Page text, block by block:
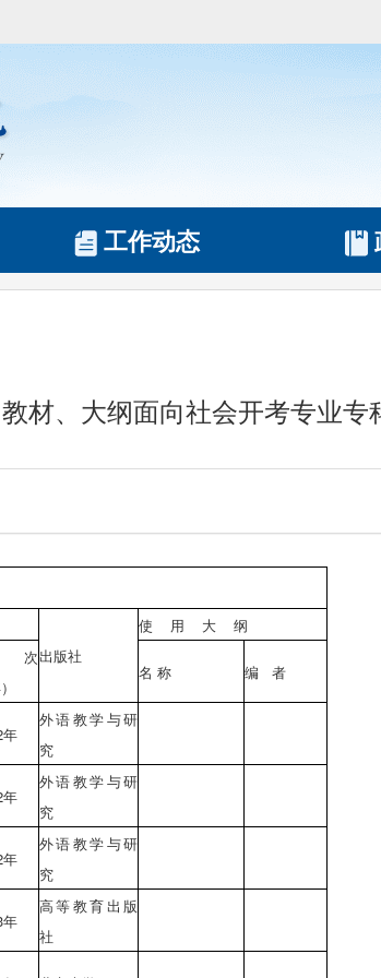
工作动态
材、大纲面向社会开考专业专
出版社
使 用 大 纲
次
名 称 编 者
年
外语教学与研
究
年
外语教学与研
究
年
外语教学与研
究
年
高等教育出版
社